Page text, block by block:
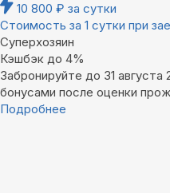
10 800 ₽ за сутки
Стоимость за 1 сутки при
Суперхозяин
Кэшбэк до 4%
Забронируйте до 31
бонусами после оценки
Подробнее